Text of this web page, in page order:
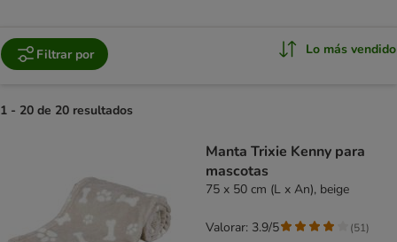
Filtrar por Lo más vendido
1 - 20 de 20 resultados
Manta Trixie Kenny para
mascotas
75 x 50 cm (L x An), beige
Valorar: 3.9/5 (51)